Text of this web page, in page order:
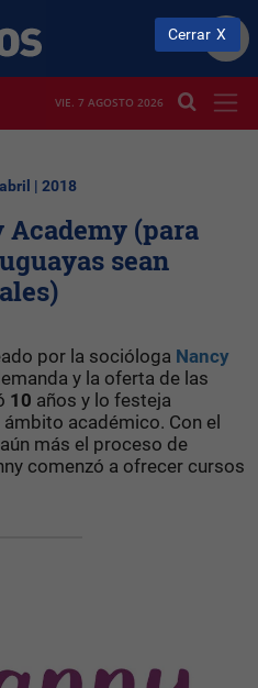
VIE. 7 AGOSTO 2026
| 2018
Academy (para
sean
por la socióloga Nancy
y la oferta de las
10 años y lo festeja
académico. Con el
más el proceso de
comenzó a ofrecer cursos
Cerrar